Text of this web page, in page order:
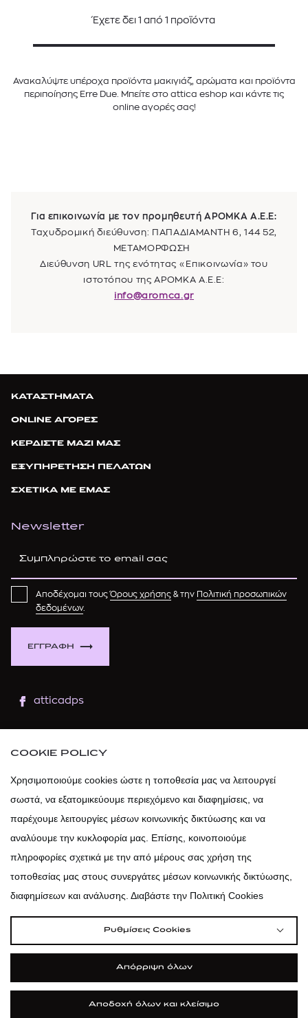
Έχετε δει 1 από 1 προϊόντα
Ανακαλύψτε υπέροχα προϊόντα μακιγιάζ, αρώματα και προϊόντα
περιποίησης Erre Due. Μπείτε στο attica eshop και κάντε τις
online αγορές σας!
Για επικοινωνία με τον προμηθευτήΑΡΟΜΚΑ Α.Ε.Ε:
Ταχυδρομική διεύθυνση: ΠΑΠΑΔΙΑΜΑΝΤΗ 6, 144 52,
ΜΕΤΑΜΟΡΦΩΣΗ
Διεύθυνση URL της ενότητας «Επικοινωνία» του
ιστοτόπου τηςΑΡΟΜΚΑ Α.Ε.Ε:
info@aromca.gr
ΚΑΤΑΣΤΗΜΑΤΑ
ONLINE ΑΓΟΡΕΣ
ΚΕΡΔΙΣΤΕ ΜΑΖΙ ΜΑΣ
ΕΞΥΠΗΡΕΤΗΣΗ ΠΕΛΑΤΩΝ
ΣΧΕΤΙΚΑ ΜΕ ΕΜΑΣ
Newsletter
ΕΓΓΡΑΦΗ
Αποδέχομαι τουςΌρους χρήσης & την Πολιτική προσωπικών
δεδομένων.
atticadps
atticadps
| Πολιτική Cookies | Κώδικας Δεοντολογίας
COOKIE POLICY
Χρησιμοποιούμε cookies ώστε η τοποθεσία μας να λειτουργεί
σωστά, να εξατομικεύουμε περιεχόμενο και διαφημίσεις, να
παρέχουμε λειτουργίες μέσων κοινωνικής δικτύωσης και να
αναλύουμε την κυκλοφορία μας. Επίσης, κοινοποιούμε
πληροφορίες σχετικά με την από μέρους σας χρήση της
τοποθεσίας μας στους συνεργάτες μέσων κοινωνικής δικτύωσης,
διαφημίσεων και ανάλυσης. Διαβάστε την Πολιτική Cookies
Ρυθμίσεις Cookies
Απόρριψη όλων
Αποδοχή όλων και κλείσιμο